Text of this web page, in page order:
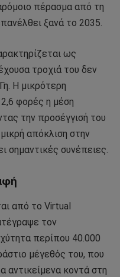
πέρασμα από τη
ξανά το 2035.
ως
τροχιά του δεν
Η μικρότερη
φορές η μέση
την προσέγγισή του
απόκλιση στην
σημαντικές συνέπειες.
από το Virtual
τον
περίπου 40.000
μέγεθός του, που
αντικείμενα κοντά στη